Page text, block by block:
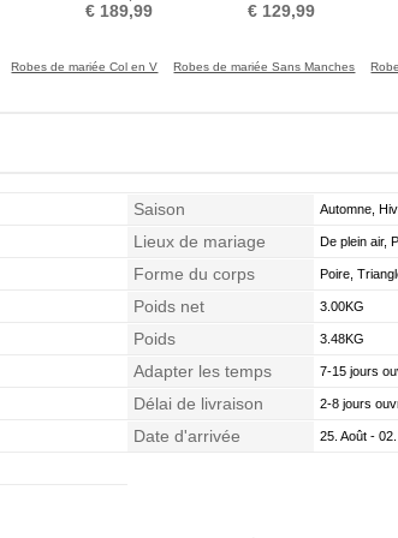
Manche Aérienne
€ 189,99
Manche Longue
€ 129,99
Robes de mariée Col en V Robes de mariée Sans Manches
Saison Automne,
Lieux de mariage De plein air,
Forme du corps Poire,
Poids net 3.00KG
Poids 3.48KG
Adapter les temps 7-15 jours
Délai de livraison 2-8 jours
Date d'arrivée 25. Août -